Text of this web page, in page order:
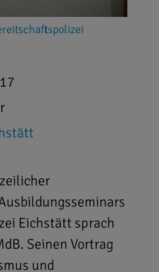
Eichstätt sprach
Seinen Vortrag
und